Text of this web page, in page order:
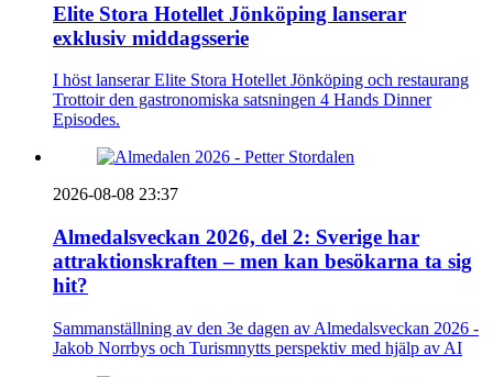
Elite Stora Hotellet Jönköping lanserar
exklusiv middagsserie
I höst lanserar Elite Stora Hotellet Jönköping och restaurang
Trottoir den gastronomiska satsningen 4 Hands Dinner
Episodes.
2026-08-08 23:37
Almedalsveckan 2026, del 2: Sverige har
attraktionskraften – men kan besökarna ta sig
hit?
Sammanställning av den 3e dagen av Almedalsveckan 2026 -
Jakob Norrbys och Turismnytts perspektiv med hjälp av AI